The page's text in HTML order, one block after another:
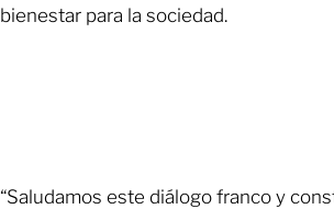
bienestar para la sociedad.
“Saludamos este diálogo franco y